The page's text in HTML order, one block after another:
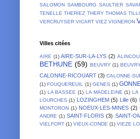
SALOMON SAMBOURG SAULTIER
TENELLE THERIEZ THERY THOMAS
VERCRUYSER VICART VIEZ VIGNERON
Villes citées
AIRE (1) AIRE-SUR-LA-LYS (2)
BETHUNE (59) BEUVRY (1)
CALONNE-RICOUART (3) CALONNE-
(1) FOUQUEREUIL (1) GENES (1)
(1) LA BASSEE (1) LA MADELEINE (1) LA
LOURCHES (1) LOZINGHEM (5) Lille (6)
MONTORON (1) NOEUX-LES-MINES (2)
ANDRE (1) SAINT-FLORIS (3) SAINT-
VIELFORT (1) VIEUX-CONDE (1) VIEZE